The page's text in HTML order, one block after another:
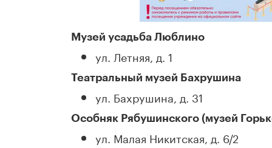
Музей усадьба Люблино
ул. Летняя, д. 1
Театральный музей Бахрушина
ул. Бахрушина, д. 31
Особняк Рябушинского (музей
ул. Малая Никитская, д. 6/2